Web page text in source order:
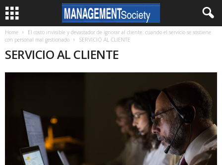
Home
El costo invisible y devastador de ignorar al cliente: cuando el servicio se sostiene
con personal mal gestionado
SERVICIO AL CLIENTE
SERVICIO AL CLIENTE